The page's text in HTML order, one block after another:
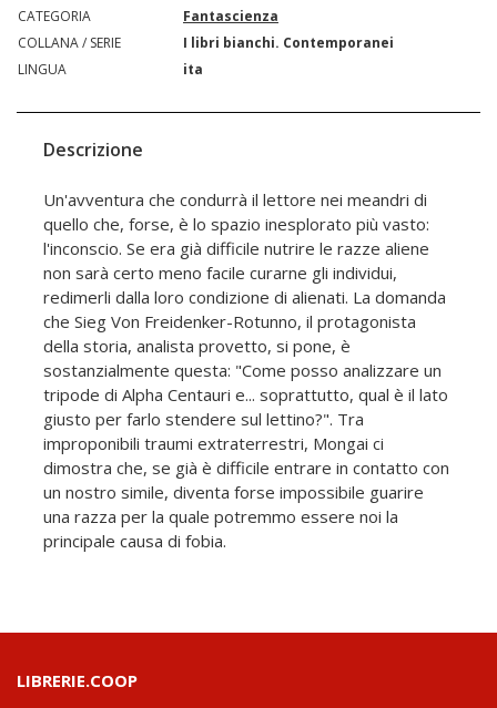
CATEGORIA
Fantascienza
COLLANA / SERIE
I libri bianchi. Contemporanei
LINGUA
ita
Descrizione
Un'avventura che condurrà il lettore nei meandri di
quello che, forse, è lo spazio inesplorato più vasto:
l'inconscio. Se era già difficile nutrire le razze aliene
non sarà certo meno facile curarne gli individui,
redimerli dalla loro condizione di alienati. La domanda
che Sieg Von Freidenker-Rotunno, il protagonista
della storia, analista provetto, si pone, è
sostanzialmente questa: "Come posso analizzare un
tripode di Alpha Centauri e... soprattutto, qual è il lato
giusto per farlo stendere sul lettino?". Tra
improponibili traumi extraterrestri, Mongai ci
dimostra che, se già è difficile entrare in contatto con
un nostro simile, diventa forse impossibile guarire
una razza per la quale potremmo essere noi la
principale causa di fobia.
LIBRERIE.COOP